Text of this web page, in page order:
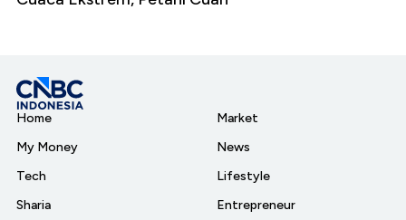
Home
My Money
Tech
Sharia
Market
News
Lifestyle
Entrepreneur